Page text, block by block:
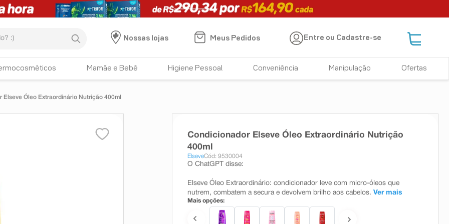
Nossas lojas
Meus Pedidos Entre ou Cadastre-se
Mamãe e Bebê Higiene Pessoal Conveniência Manipulação Ofertas
Elseve Óleo Extraordinário Nutrição 400ml
Condicionador Elseve Óleo Extraordinário Nutrição
400ml
ElseveCód: 9530004
O ChatGPT disse:
Elseve Óleo Extraordinário: condicionador leve com micro-óleos que
nutrem, combatem a secura e devolvem brilho aos cabelos. Ver mais
Mais opções: